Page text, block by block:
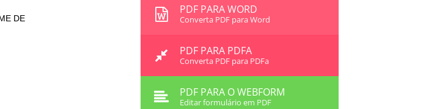
PDF PARA WORD
Converta PDF para Word
PDF PARA PDFA
Converta PDF para PDFa
PDF PARA O WEBFORM
Editar formulário em PDF